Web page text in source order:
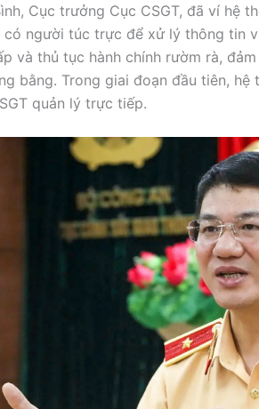
Cục trưởng Cục CSGT, đã ví hệ
có người túc trực để xử lý thông tin
và thủ tục hành chính rườm rà,
bằng. Trong giai đoạn đầu tiên,
quản lý trực tiếp.